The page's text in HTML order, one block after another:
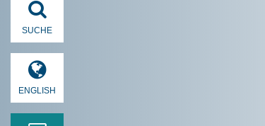
SUCHE
ENGLISH